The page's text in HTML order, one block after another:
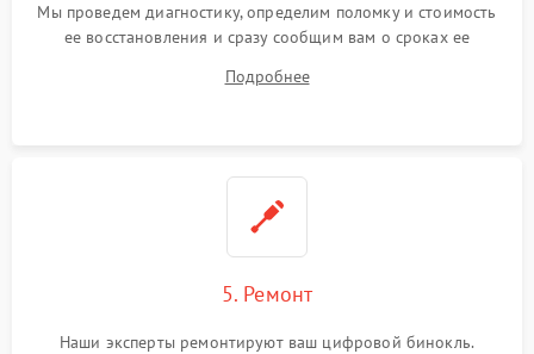
Мы проведем диагностику, определим поломку и стоимость
ее восстановления и сразу сообщим вам о сроках ее
Подробнее
5. Ремонт
Наши эксперты ремонтируют ваш цифровой бинокль.